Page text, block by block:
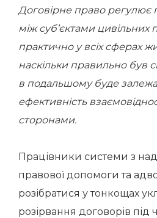
Договірне право регулює
між суб’єктами цивільних
практично у всіх сферах
наскільки правильно був
в подальшому буде
ефективність
сторонами.
Працівники системи з
правової допомоги та
розібратися у тонкощах
розірвання договорів під